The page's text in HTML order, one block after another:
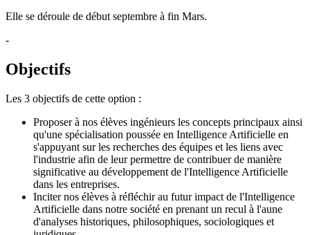
Elle se déroule de début septembre à fin Mars.
-
Objectifs
Les 3 objectifs de cette option :
Proposer à nos élèves ingénieurs les concepts principaux ainsi
qu'une spécialisation poussée en Intelligence Artificielle en
s'appuyant sur les recherches des équipes et les liens avec
l'industrie afin de leur permettre de contribuer de manière
significative au développement de l'Intelligence Artificielle
dans les entreprises.
Inciter nos élèves à réfléchir au futur impact de l'Intelligence
Artificielle dans notre société en prenant un recul à l'aune
d'analyses historiques, philosophiques, sociologiques et